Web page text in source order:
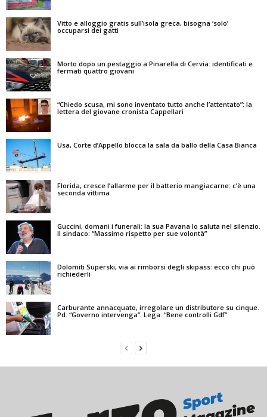
Vitto e alloggio gratis sull’isola greca, bisogna ‘solo’
occuparsi dei gatti
Morto dopo un pestaggio a Pinarella di Cervia: identificati e
fermati quattro giovani
“Chiedo scusa, mi sono inventato tutto anche l’attentato”: la
lettera del giovane cronista Cappellari
Usa, Corte d’Appello blocca la sala da ballo della Casa Bianca
Florida, cresce l’allarme per il batterio mangiacarne: c’è una
seconda vittima
Guccini, domani i funerali: la sua Pavana lo saluta nel silenzio.
Il sindaco: “Massimo rispetto per sue volontà”
Dolomiti Superski, via ai rimborsi degli skipass: ecco chi può
richiederli
Carburante annacquato, irregolare un distributore su cinque.
Pd: “Governo intervenga”. Lega: “Bene controlli Gdf”